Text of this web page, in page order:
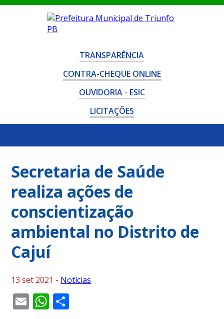
TRANSPARÊNCIA
CONTRA-CHEQUE ONLINE
OUVIDORIA - ESIC
LICITAÇÕES
Secretaria de Saúde
realiza ações de
conscientização
ambiental no Distrito de
Cajuí
13 set 2021 - Notícias
EmailWhatsApp